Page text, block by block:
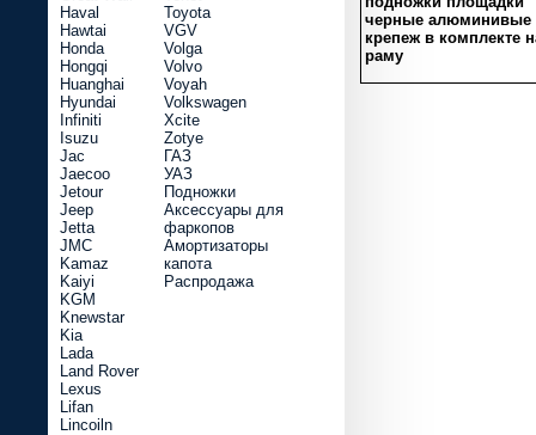
черные алюминивые
крепеж в комплекте
раму
Haval
Hawtai
Honda
Hongqi
Huanghai
Hyundai
Infiniti
Isuzu
Jac
Jaecoo
Jetour
Jeep
Jetta
JMC
Kamaz
Kaiyi
KGM
Knewstar
Kia
Lada
Land Rover
Lexus
Lifan
Lincoiln
Toyota
VGV
Volga
Volvo
Voyah
Volkswagen
Xcite
Zotye
ГАЗ
УАЗ
Подножки
Аксессуары для
фаркопов
Амортизаторы
капота
Распродажа